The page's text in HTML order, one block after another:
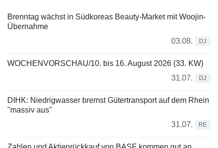
Brenntag wächst in Südkoreas Beauty-Market mit Woojin-
Übernahme
03.08.
DJ
WOCHENVORSCHAU/10. bis 16. August 2026 (33. KW)
31.07.
DJ
DIHK: Niedrigwasser bremst Gütertransport auf dem Rhein
"massiv aus"
31.07.
RE